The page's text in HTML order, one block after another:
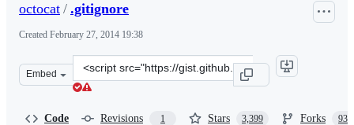
octocat / .gitignore
Created February 27, 2014 19:38
Embed
Clone
this
Code Revisions 1 Stars 3,399 Forks 936